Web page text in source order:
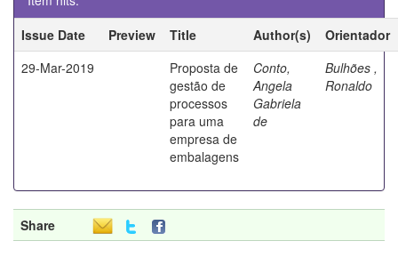
Issue Date
Preview Title Author(s)
Orientador
29-Mar-2019
Proposta de
gestão de
processos
para uma
empresa de
embalagens
Conto,
Angela
Gabriela
de
Bulhões ,
Ronaldo
Share